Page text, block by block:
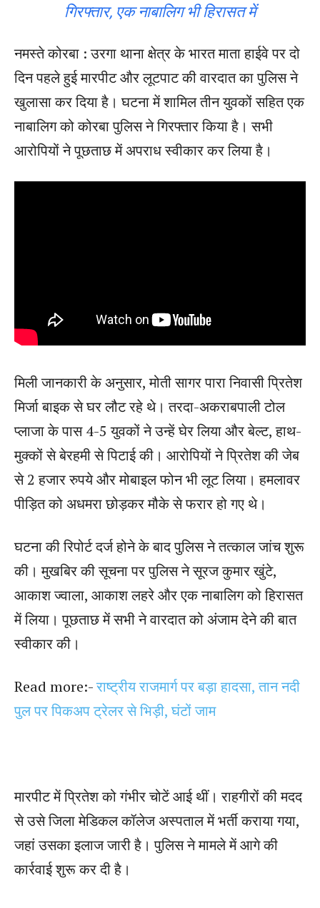
गिरफ्तार, एक नाबालिग भी हिरासत में
नमस्ते कोरबा : उरगा थाना क्षेत्र के भारत माता हाईवे पर दो
दिन पहले हुई मारपीट और लूटपाट की वारदात का पुलिस ने
खुलासा कर दिया है। घटना में शामिल तीन युवकों सहित एक
नाबालिग को कोरबा पुलिस ने गिरफ्तार किया है। सभी
आरोपियों ने पूछताछ में अपराध स्वीकार कर लिया है।
मिली जानकारी के अनुसार, मोती सागर पारा निवासी प्रितेश
मिर्जा बाइक से घर लौट रहे थे। तरदा-अकराबपाली टोल
प्लाजा के पास 4-5 युवकों ने उन्हें घेर लिया और बेल्ट, हाथ-
मुक्कों से बेरहमी से पिटाई की। आरोपियों ने प्रितेश की जेब
से 2 हजार रुपये और मोबाइल फोन भी लूट लिया। हमलावर
पीड़ित को अधमरा छोड़कर मौके से फरार हो गए थे।
घटना की रिपोर्ट दर्ज होने के बाद पुलिस ने तत्काल जांच शुरू
की। मुखबिर की सूचना पर पुलिस ने सूरज कुमार खुंटे,
आकाश ज्वाला, आकाश लहरे और एक नाबालिग को हिरासत
में लिया। पूछताछ में सभी ने वारदात को अंजाम देने की बात
स्वीकार की।
Read more:-राष्ट्रीय राजमार्ग पर बड़ा हादसा, तान नदी
पुल पर पिकअप ट्रेलर से भिड़ी, घंटों जाम
मारपीट में प्रितेश को गंभीर चोटें आई थीं। राहगीरों की मदद
से उसे जिला मेडिकल कॉलेज अस्पताल में भर्ती कराया गया,
जहां उसका इलाज जारी है। पुलिस ने मामले में आगे की
कार्रवाई शुरू कर दी है।